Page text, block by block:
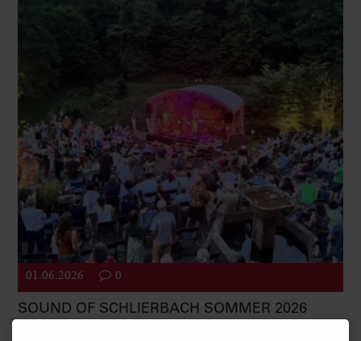
01.06.2026 0
SOUND OF SCHLIERBACH SOMMER 2026